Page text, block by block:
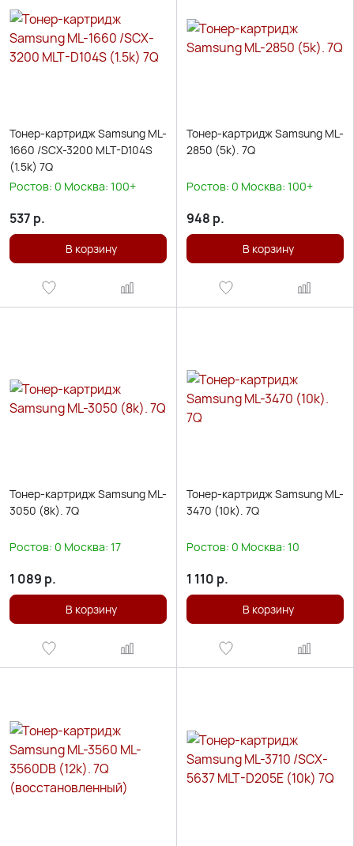
Тонер-картридж Samsung ML-
1660 /SCX-3200 MLT-D104S
(1.5k) 7Q
Ростов: 0 Москва: 100+
537 р.
В корзину
Тонер-картридж Samsung ML-
2850 (5k). 7Q
Ростов: 0 Москва: 100+
948 р.
В корзину
Тонер-картридж Samsung ML-
3050 (8k). 7Q
Ростов: 0 Москва: 17
1 089 р.
В корзину
Тонер-картридж Samsung ML-
3470 (10k). 7Q
Ростов: 0 Москва: 10
1 110 р.
В корзину